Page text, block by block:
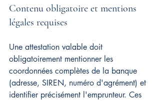
Contenu obligatoire et mentions
légales requises
Une attestation valable doit
obligatoirement mentionner les
coordonnées complètes de la banque
(adresse, SIREN, numéro d'agrément) et
identifier précisément l'emprunteur. Ces